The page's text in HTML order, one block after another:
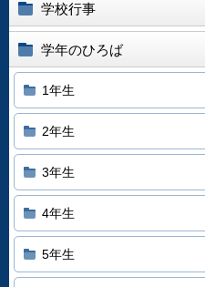
学校行事
学年のひろば
1年生
2年生
3年生
4年生
5年生